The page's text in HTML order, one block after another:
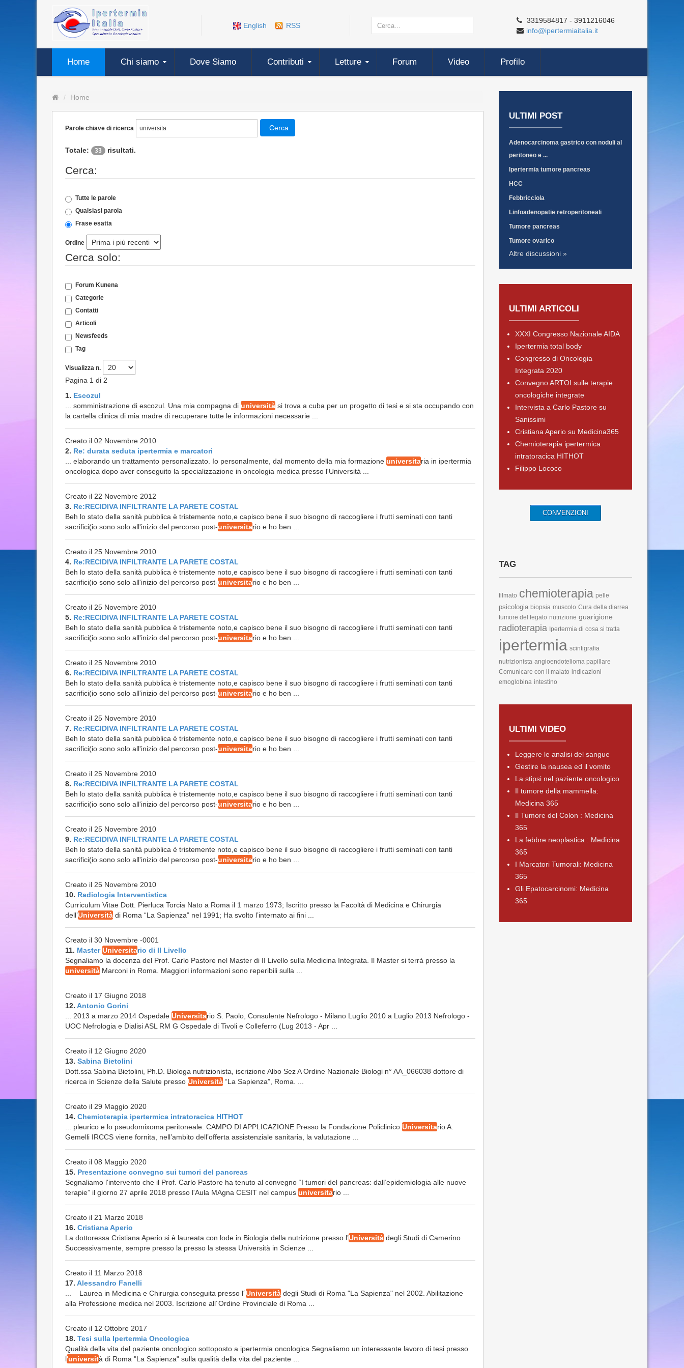
English RSS
3319584817 - 3911216046
info@ipertermiaitalia.it
Home Chi siamo Dove Siamo Contributi Letture Forum Video Profilo
Home
Parole chiave di ricerca Cerca
Totale: 33 risultati.
Cerca:
Tutte le parole
Qualsiasi parola
Frase esatta
Ordine
Cerca solo:
Forum Kunena
Categorie
Contatti
Articoli
Newsfeeds
Tag
Visualizza n.
Pagina 1 di 2
1. Escozul
... somministrazione di escozul. Una mia compagna di università si trova a cuba per un progetto di tesi e si sta occupando con
la cartella clinica di mia madre di recuperare tutte le informazioni necessarie ...
Creato il 02 Novembre 2010
2. Re: durata seduta ipertermia e marcatori
... elaborando un trattamento personalizzato. Io personalmente, dal momento della mia formazione universitaria in ipertermia
oncologica dopo aver conseguito la specializzazione in oncologia medica presso l'Università ...
Creato il 22 Novembre 2012
3. Re:RECIDIVA INFILTRANTE LA PARETE COSTAL
Beh lo stato della sanità pubblica è tristemente noto,e capisco bene il suo bisogno di raccogliere i frutti seminati con tanti
sacrifici(io sono solo all'inizio del percorso post-universitario e ho ben ...
Creato il 25 Novembre 2010
4. Re:RECIDIVA INFILTRANTE LA PARETE COSTAL
Beh lo stato della sanità pubblica è tristemente noto,e capisco bene il suo bisogno di raccogliere i frutti seminati con tanti
sacrifici(io sono solo all'inizio del percorso post-universitario e ho ben ...
Creato il 25 Novembre 2010
5. Re:RECIDIVA INFILTRANTE LA PARETE COSTAL
Beh lo stato della sanità pubblica è tristemente noto,e capisco bene il suo bisogno di raccogliere i frutti seminati con tanti
sacrifici(io sono solo all'inizio del percorso post-universitario e ho ben ...
Creato il 25 Novembre 2010
6. Re:RECIDIVA INFILTRANTE LA PARETE COSTAL
Beh lo stato della sanità pubblica è tristemente noto,e capisco bene il suo bisogno di raccogliere i frutti seminati con tanti
sacrifici(io sono solo all'inizio del percorso post-universitario e ho ben ...
Creato il 25 Novembre 2010
7. Re:RECIDIVA INFILTRANTE LA PARETE COSTAL
Beh lo stato della sanità pubblica è tristemente noto,e capisco bene il suo bisogno di raccogliere i frutti seminati con tanti
sacrifici(io sono solo all'inizio del percorso post-universitario e ho ben ...
Creato il 25 Novembre 2010
8. Re:RECIDIVA INFILTRANTE LA PARETE COSTAL
Beh lo stato della sanità pubblica è tristemente noto,e capisco bene il suo bisogno di raccogliere i frutti seminati con tanti
sacrifici(io sono solo all'inizio del percorso post-universitario e ho ben ...
Creato il 25 Novembre 2010
9. Re:RECIDIVA INFILTRANTE LA PARETE COSTAL
Beh lo stato della sanità pubblica è tristemente noto,e capisco bene il suo bisogno di raccogliere i frutti seminati con tanti
sacrifici(io sono solo all'inizio del percorso post-universitario e ho ben ...
Creato il 25 Novembre 2010
10. Radiologia Interventistica
Curriculum Vitae Dott. Pierluca Torcia Nato a Roma il 1 marzo 1973; Iscritto presso la Facoltà di Medicina e Chirurgia
dell’Università di Roma “La Sapienza” nel 1991; Ha svolto l’internato ai fini ...
Creato il 30 Novembre -0001
11. MasterUniversitario di II Livello
Segnaliamo la docenza del Prof. Carlo Pastore nel Master di II Livello sulla Medicina Integrata. Il Master si terrà presso la
università Marconi in Roma. Maggiori informazioni sono reperibili sulla ...
Creato il 17 Giugno 2018
12. Antonio Gorini
... 2013 a marzo 2014 Ospedale Universitario S. Paolo, Consulente Nefrologo - Milano Luglio 2010 a Luglio 2013 Nefrologo -
UOC Nefrologia e Dialisi ASL RM G Ospedale di Tivoli e Colleferro (Lug 2013 - Apr ...
Creato il 12 Giugno 2020
13. Sabina Bietolini
Dott.ssa Sabina Bietolini, Ph.D. Biologa nutrizionista, iscrizione Albo Sez A Ordine Nazionale Biologi n° AA_066038 dottore di
ricerca in Scienze della Salute presso Università “La Sapienza”, Roma. ...
Creato il 29 Maggio 2020
14. Chemioterapia ipertermica intratoracica HITHOT
... pleurico e lo pseudomixoma peritoneale. CAMPO DI APPLICAZIONE Presso la Fondazione Policlinico Universitario A.
Gemelli IRCCS viene fornita, nell’ambito dell’offerta assistenziale sanitaria, la valutazione ...
Creato il 08 Maggio 2020
15. Presentazione convegno sui tumori del pancreas
Segnaliamo l'intervento che il Prof. Carlo Pastore ha tenuto al convegno “I tumori del pancreas: dall’epidemiologia alle nuove
terapie” il giorno 27 aprile 2018 presso l'Aula MAgna CESIT nel campus universitario ...
Creato il 21 Marzo 2018
16. Cristiana Aperio
La dottoressa Cristiana Aperio si è laureata con lode in Biologia della nutrizione presso l’Università degli Studi di Camerino
Successivamente, sempre presso la presso la stessa Università in Scienze ...
Creato il 11 Marzo 2018
17. Alessandro Fanelli
... Laurea in Medicina e Chirurgia conseguita presso l´Università degli Studi di Roma "La Sapienza" nel 2002. Abilitazione
alla Professione medica nel 2003. Iscrizione all´Ordine Provinciale di Roma ...
Creato il 12 Ottobre 2017
18. Tesi sulla Ipertermia Oncologica
Qualità della vita del paziente oncologico sottoposto a ipertermia oncologica Segnaliamo un interessante lavoro di tesi presso
l'università di Roma "La Sapienza" sulla qualità della vita del paziente ...
ULTIMI POST
Adenocarcinoma gastrico con noduli al
peritoneo e ...
Ipertermia tumore pancreas
HCC
Febbricciola
Linfoadenopatie retroperitoneali
Tumore pancreas
Tumore ovarico
Altre discussioni »
ULTIMI ARTICOLI
XXXI Congresso Nazionale AIDA
Ipertermia total body
Congresso di Oncologia
Integrata 2020
Convegno ARTOI sulle terapie
oncologiche integrate
Intervista a Carlo Pastore su
Sanissimi
Cristiana Aperio su Medicina365
Chemioterapia ipertermica
intratoracica HITHOT
Filippo Lococo
CONVENZIONI
TAG
filmato chemioterapia pelle
psicologia biopsia muscolo Cura della diarrea
tumore del fegato nutrizione guarigione
radioterapia Ipertermia di cosa si tratta
ipertermia scintigrafia
nutrizionista angioendotelioma papillare
Comunicare con il malato indicazioni
emoglobina intestino
ULTIMI VIDEO
Leggere le analisi del sangue
Gestire la nausea ed il vomito
La stipsi nel paziente oncologico
Il tumore della mammella:
Medicina 365
Il Tumore del Colon : Medicina
365
La febbre neoplastica : Medicina
365
I Marcatori Tumorali: Medicina
365
Gli Epatocarcinomi: Medicina
365